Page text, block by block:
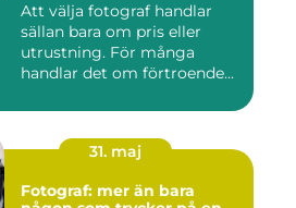
Att välja fotograf handlar
sällan bara om pris eller
utrustning. För många
handlar det om förtroende...
31. maj
Fotograf: mer än bara